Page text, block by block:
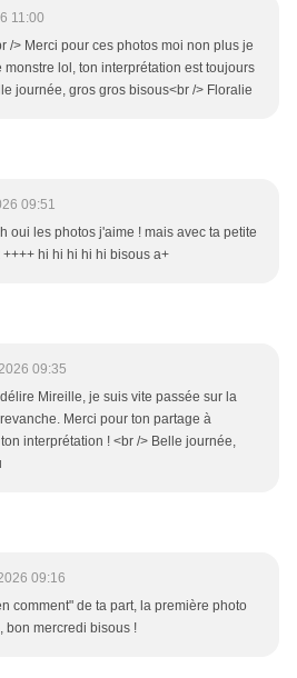
11:00
/> Merci pour ces photos moi non plus je
monstre lol, ton interprétation est toujours
journée, gros gros bisous<br /> Floralie
09:51
oui les photos j'aime ! mais avec ta petite
hi hi hi hi hi bisous a+
09:35
Mireille, je suis vite passée sur la
Merci pour ton partage à
interprétation ! <br /> Belle journée,
09:16
comment" de ta part, la première photo
bon mercredi bisous !